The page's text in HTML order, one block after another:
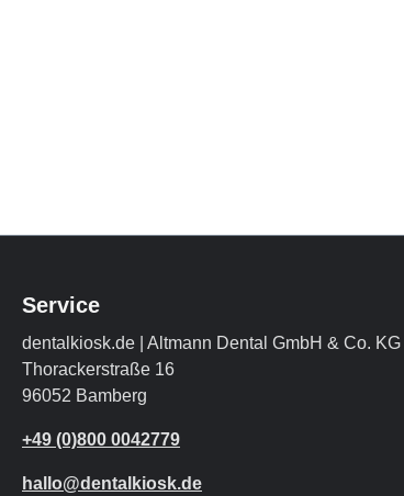
Service
dentalkiosk.de | Altmann Dental GmbH & Co. KG
Thorackerstraße 16
96052 Bamberg
+49 (0)800 0042779
hallo@dentalkiosk.de